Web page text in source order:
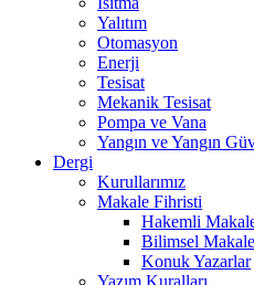
Yalıtım
Otomasyon
Enerji
Tesisat
Mekanik Tesisat
Pompa ve Vana
Yangın ve Yangın
Dergi
Kurullarımız
Makale Fihristi
Hakemli
Bilimsel
Konuk Yazarlar
Yazım Kuralları